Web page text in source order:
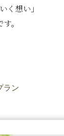
く想い」
。
ラン